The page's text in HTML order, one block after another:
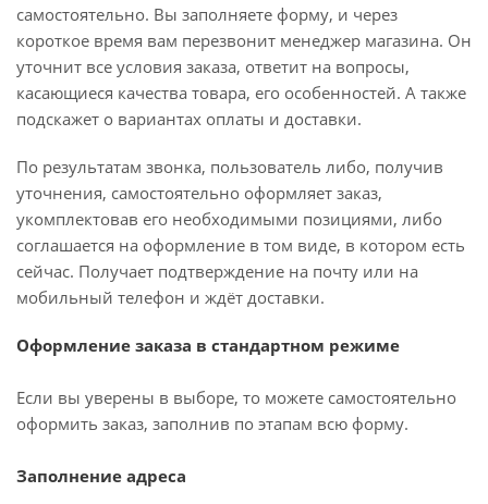
самостоятельно. Вы заполняете форму, и через
короткое время вам перезвонит менеджер магазина. Он
уточнит все условия заказа, ответит на вопросы,
касающиеся качества товара, его особенностей. А также
подскажет о вариантах оплаты и доставки.
По результатам звонка, пользователь либо, получив
уточнения, самостоятельно оформляет заказ,
укомплектовав его необходимыми позициями, либо
соглашается на оформление в том виде, в котором есть
сейчас. Получает подтверждение на почту или на
мобильный телефон и ждёт доставки.
Оформление заказа в стандартном режиме
Если вы уверены в выборе, то можете самостоятельно
оформить заказ, заполнив по этапам всю форму.
Заполнение адреса